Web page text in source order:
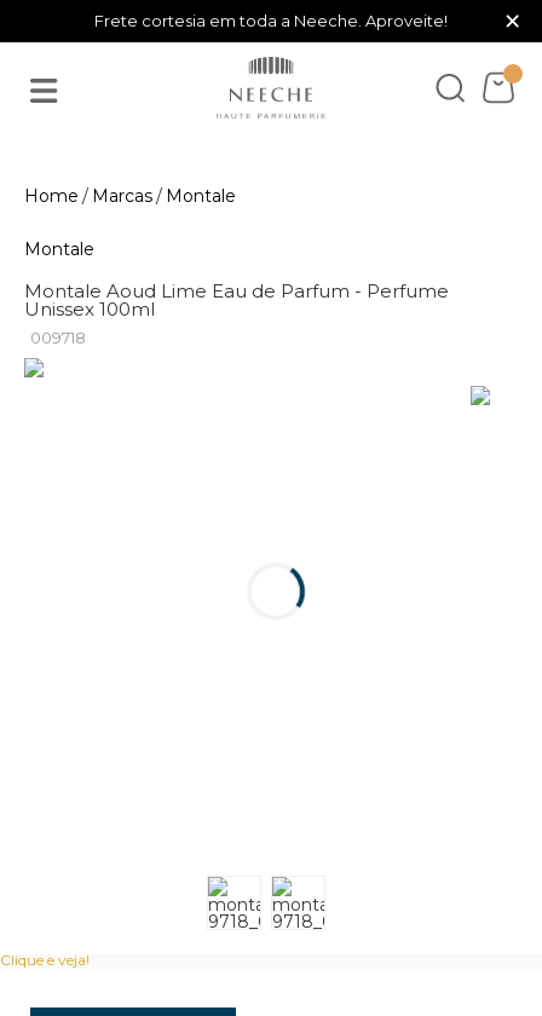
Frete cortesia em toda a Neeche. Aproveite! ×
Marcas Montale
Montale
Montale Aoud Lime Eau de Parfum - Perfume
Unissex 100ml
009718
Clique e veja!